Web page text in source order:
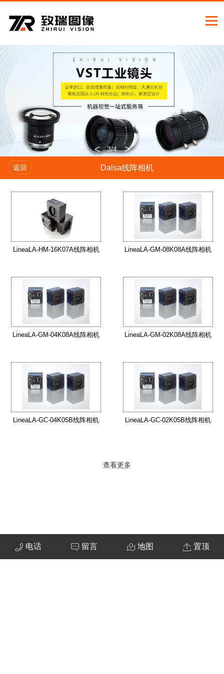
3/4
< >
返回 Dalsa线阵相机
LineaLA-HM-16K07A线阵相机 LineaLA-GM-08K08A线阵相机
LineaLA-GM-04K08A线阵相机 LineaLA-GM-02K08A线阵相机
LineaLA-GC-04K05B线阵相机 LineaLA-GC-02K05B线阵相机
查看更多
电话 留言 地图 置顶